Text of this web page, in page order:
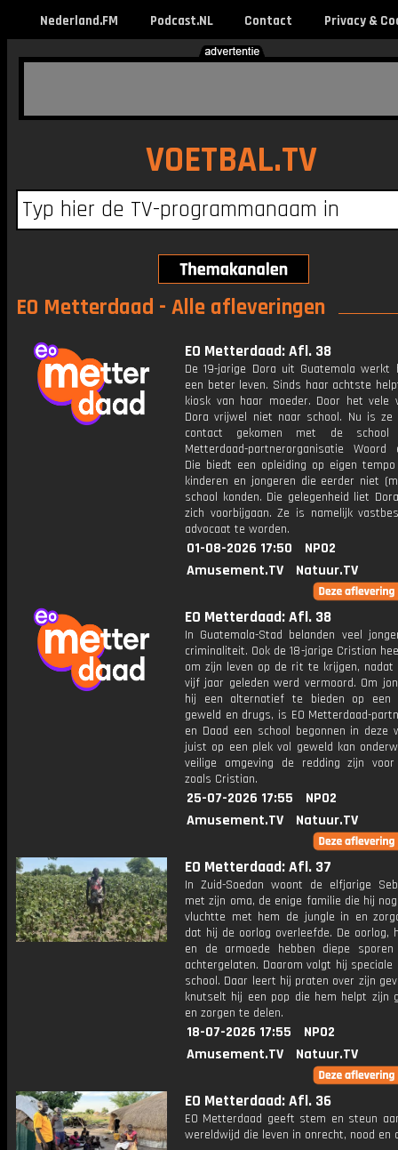
Nederland.FM Podcast.NL Contact Privacy &
VOETBAL.TV
EO Metterdaad - Alle afleveringen
EO Metterdaad: Afl. 38
De 19-jarige Dora uit Guatemala werkt
een beter leven. Sinds haar achtste
kiosk van haar moeder. Door het vele
Dora vrijwel niet naar school. Nu is
contact gekomen met de school
Metterdaad-partnerorganisatie Woord
Die biedt een opleiding op eigen
kinderen en jongeren die eerder niet
school konden. Die gelegenheid liet
zich voorbijgaan. Ze is namelijk
advocaat te worden.
01-08-2026 17:50
NPO2
Amusement.TV
Natuur.TV
EO Metterdaad: Afl. 38
In Guatemala-Stad belanden veel
criminaliteit. Ook de 18-jarige Cristian
om zijn leven op de rit te krijgen, nadat
vijf jaar geleden werd vermoord. Om
hij een alternatief te bieden op een
geweld en drugs, is EO Metterdaad-
en Daad een school begonnen in deze
juist op een plek vol geweld kan
veilige omgeving de redding zijn voor
zoals Cristian.
25-07-2026 17:55
NPO2
Amusement.TV
Natuur.TV
EO Metterdaad: Afl. 37
In Zuid-Soedan woont de elfjarige
met zijn oma, de enige familie die hij
vluchtte met hem de jungle in en
dat hij de oorlog overleefde. De oorlog,
en de armoede hebben diepe
achtergelaten. Daarom volgt hij speciale
school. Daar leert hij praten over zijn
knutselt hij een pop die hem helpt zijn
en zorgen te delen.
18-07-2026 17:55
NPO2
Amusement.TV
Natuur.TV
EO Metterdaad: Afl. 36
EO Metterdaad geeft stem en steun
wereldwijd die leven in onrecht, nood en